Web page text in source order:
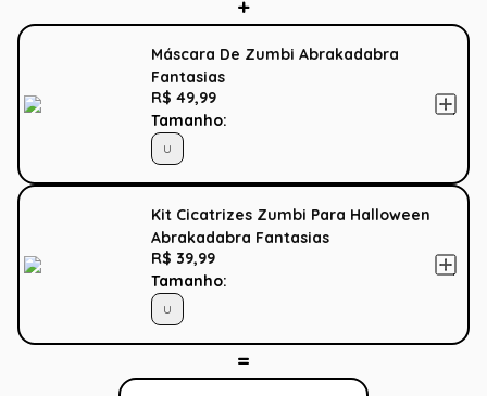
Máscara De Zumbi Abrakadabra
Fantasias
R$ 49,99
Tamanho:
U
Kit Cicatrizes Zumbi Para Halloween
Abrakadabra Fantasias
R$ 39,99
Tamanho:
U